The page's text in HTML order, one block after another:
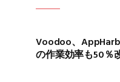
Voodoo、
の作業効率も50％